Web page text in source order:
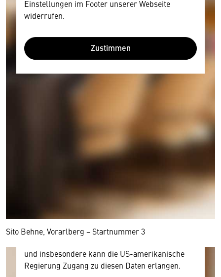
Einstellungen im Footer unserer Webseite
widerrufen.
Zustimmen
Sito Behne, Vorarlberg − Startnummer 3
Wir benötigen Ihre Zustimmung
Hier würden wir Ihnen gerne einen externen
personenbezogene technische Daten zu Geräten
und Nutzerverhalten mitunter mit US-
amerikanischen Anbietern austauscht.
Diese Daten unterliegen keinem dem EU-
und insbesondere kann die US-amerikanische
Regierung Zugang zu diesen Daten erlangen.